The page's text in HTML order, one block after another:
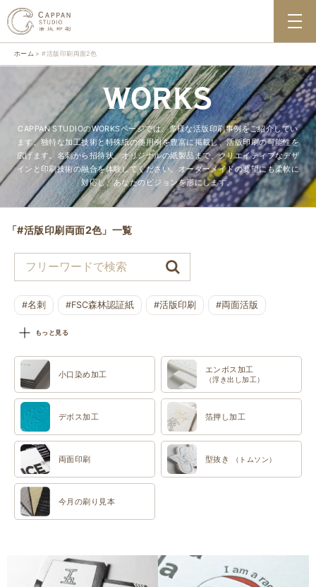
ホーム #活版印刷両面2色
WORKS
CAPPAN STUDIOのWORKSページでは、多様な活版印刷事例をご紹介してい
ます。独特な加工技術と特殊紙の使用例を豊富に掲載し、活版印刷の可能性を
広げます。名刺から招待状、オリジナルの紙製品まで、クリエイティブなデザ
インと印刷技術の融合を体験してください。オーダーメイドの要望にも柔軟に
対応し、あなたのビジョンを形にします。
「#活版印刷両面2色」一覧
#名刺 #FSC森林認証紙 #活版印刷 #両面活版
#特色印刷
もっと見る
小口染め加工 エンボス加工
（浮き出し加工）
デボス加工 箔押し加工
両面印刷 型抜き （トムソン）
今月の刷り見本